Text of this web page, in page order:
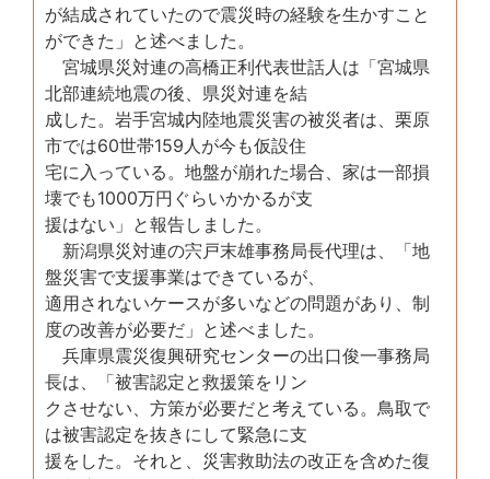
が結成されていたので震災時の経験を生かすこと
ができた」と述べました。
宮城県災対連の高橋正利代表世話人は「宮城県
北部連続地震の後、県災対連を結
成した。岩手宮城内陸地震災害の被災者は、栗原
市では60世帯159人が今も仮設住
宅に入っている。地盤が崩れた場合、家は一部損
壊でも1000万円ぐらいかかるが支
援はない」と報告しました。
新潟県災対連の宍戸末雄事務局長代理は、「地
盤災害で支援事業はできているが、
適用されないケースが多いなどの問題があり、制
度の改善が必要だ」と述べました。
兵庫県震災復興研究センターの出口俊一事務局
長は、「被害認定と救援策をリン
クさせない、方策が必要だと考えている。鳥取で
は被害認定を抜きにして緊急に支
援をした。それと、災害救助法の改正を含めた復